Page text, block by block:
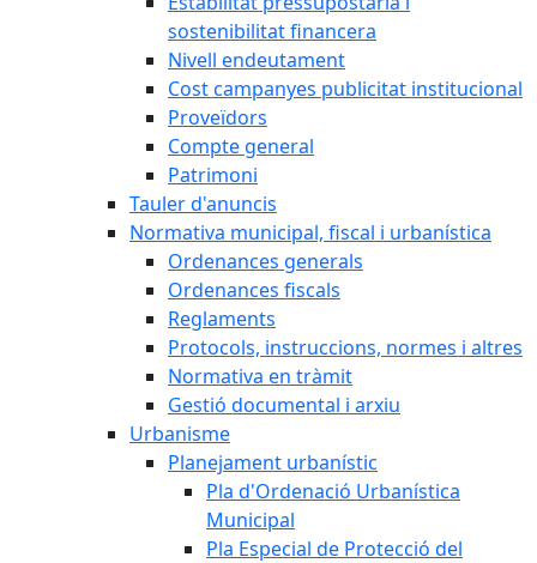
sostenibilitat financera
Nivell endeutament
Cost campanyes publicitat institucional
Proveïdors
Compte general
Patrimoni
Tauler d'anuncis
Normativa municipal, fiscal i urbanística
Ordenances generals
Ordenances fiscals
Reglaments
Protocols, instruccions, normes i altres
Normativa en tràmit
Gestió documental i arxiu
Urbanisme
Planejament urbanístic
Pla d'Ordenació Urbanística
Municipal
Pla Especial de Protecció del